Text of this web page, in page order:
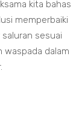
kita bahas
memperbaiki
sesuai
waspada dalam